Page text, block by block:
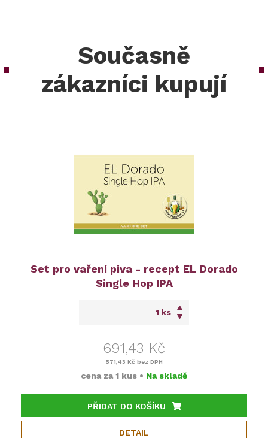
Současně
zákazníci kupují
Set pro vaření piva - recept EL Dorado
Single Hop IPA
ks
691,43 Kč
571,43 Kč bez DPH
cena za 1 kus • Na skladě
PŘIDAT DO KOŠÍKU
DETAIL